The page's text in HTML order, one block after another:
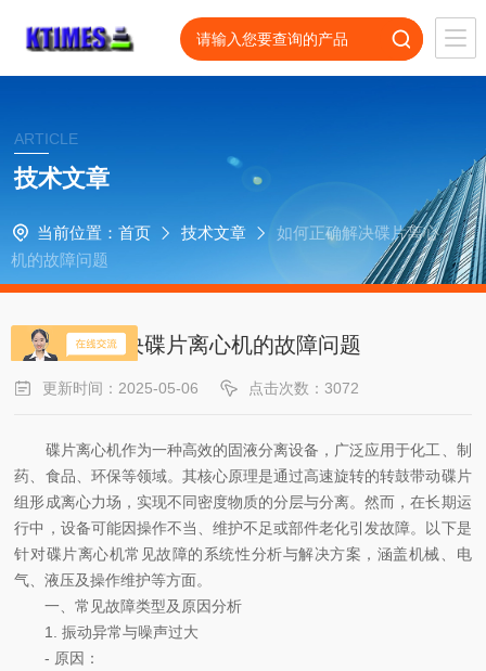
ARTICLE
技术文章
当前位置： 首页 技术文章
如何正确解决碟片离心
机的故障问题
如何正确解决碟片离心机的故障问题
更新时间：2025-05-06 点击次数：3072
碟片离心机作为一种高效的固液分离设备，广泛应用于化工、制
药、食品、环保等领域。其核心原理是通过高速旋转的转鼓带动碟片
组形成离心力场，实现不同密度物质的分层与分离。然而，在长期运
行中，设备可能因操作不当、维护不足或部件老化引发故障。以下是
针对碟片离心机常见故障的系统性分析与解决方案，涵盖机械、电
气、液压及操作维护等方面。
一、常见故障类型及原因分析
1. 振动异常与噪声过大
- 原因：